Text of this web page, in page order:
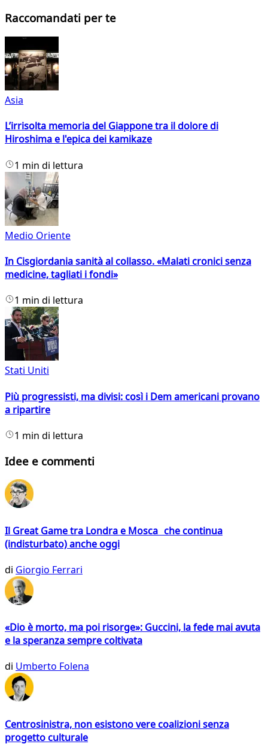
Raccomandati per te
Asia
L’irrisolta memoria del Giappone tra il dolore di
Hiroshima e l'epica dei kamikaze
1 min di lettura
Medio Oriente
In Cisgiordania sanità al collasso. «Malati cronici senza
medicine, tagliati i fondi»
1 min di lettura
Stati Uniti
Più progressisti, ma divisi: così i Dem americani provano
a ripartire
1 min di lettura
Idee e commenti
Il Great Game tra Londra e Mosca che continua
(indisturbato) anche oggi
di Giorgio Ferrari
«Dio è morto, ma poi risorge»: Guccini, la fede mai avuta
e la speranza sempre coltivata
di Umberto Folena
Centrosinistra, non esistono vere coalizioni senza
progetto culturale